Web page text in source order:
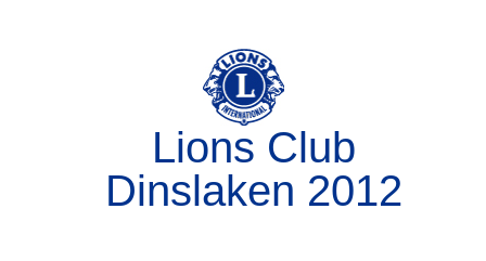
Lions Club
Dinslaken 2012